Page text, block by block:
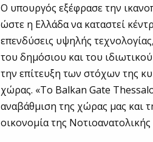
Ο υπουργός εξέφρασε την
ώστε η Ελλάδα να καταστεί
επενδύσεις υψηλής
του δημόσιου και του
την επίτευξη των στόχων της
χώρας. «Το Balkan Gate
αναβάθμιση της χώρας μας και
οικονομία της